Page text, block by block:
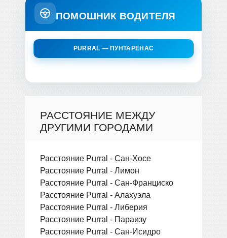
ПОМОШНИК ВОДИТЕЛЯ
PURRAL — ПУНТАРЕНАС
РАССТОЯНИЕ МЕЖДУ
ДРУГИМИ ГОРОДАМИ
Расстояние Purral - Сан-Хосе
Расстояние Purral - Лимон
Расстояние Purral - Сан-Франциско
Расстояние Purral - Алахуэла
Расстояние Purral - Либерия
Расстояние Purral - Параизу
Расстояние Purral - Сан-Исидро